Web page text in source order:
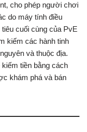
cho phép người chơi
do máy tính điều
cuối cùng của PvE
kiếm các hành tinh
và thuộc địa.
tiền bằng cách
khám phá và bán